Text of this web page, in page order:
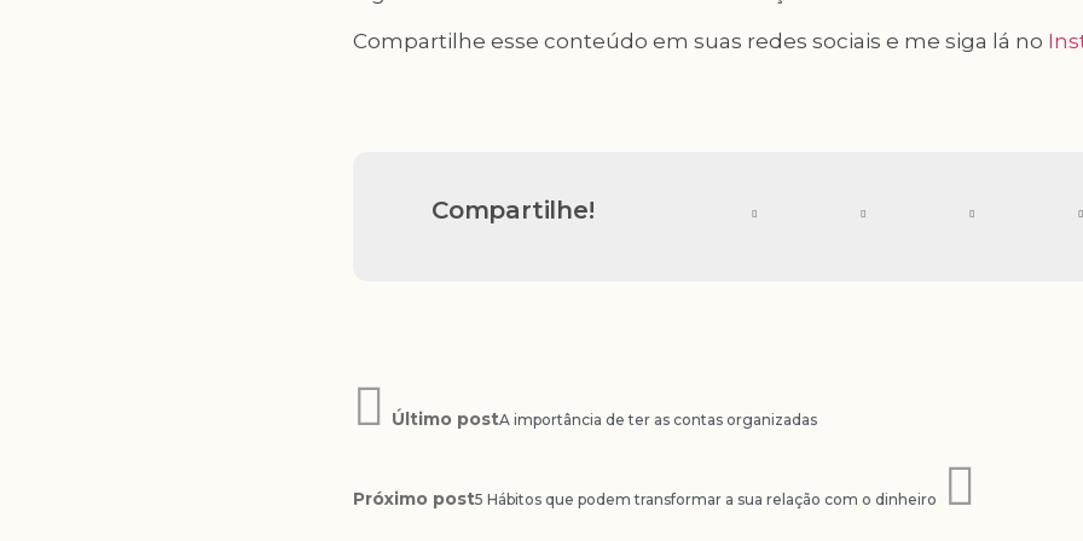
Compartilhe esse conteúdo em suas redes sociais e me siga lá no
Compartilhe!
Último postA importância de ter as contas organizadas
Próximo post5 Hábitos que podem transformar a sua relação com o dinheiro